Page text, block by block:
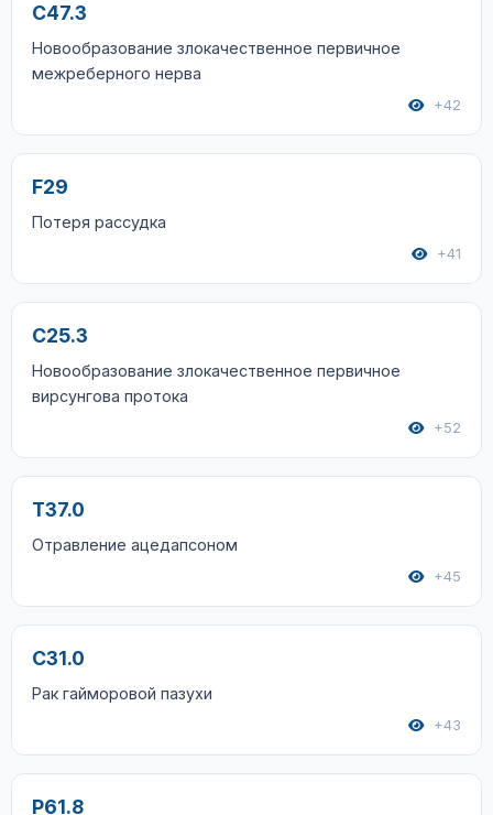
C47.3
Новообразование злокачественное первичное
межреберного нерва
+42
F29
Потеря рассудка
+41
C25.3
Новообразование злокачественное первичное
вирсунгова протока
+52
T37.0
Отравление ацедапсоном
+45
C31.0
Рак гайморовой пазухи
+43
P61.8